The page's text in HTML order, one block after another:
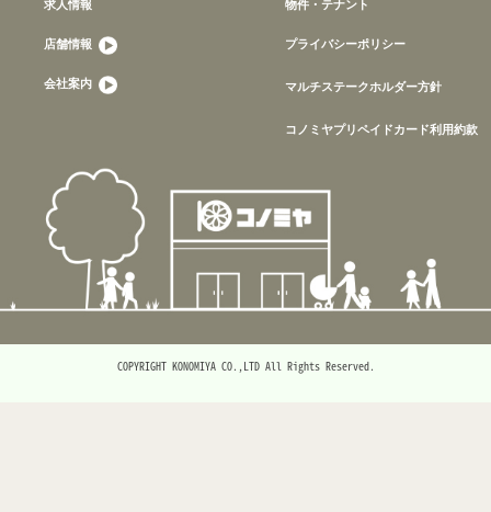
求人情報
店舗情報
会社案内
物件・テナント
プライバシーポリシー
マルチステークホルダー方針
コノミヤプリペイドカード利用約款
COPYRIGHT KONOMIYA CO.,LTD All Rights Reserved.